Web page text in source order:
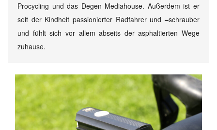
Procycling und das Degen Mediahouse. Außerdem ist er
seit der Kindheit passionierter Radfahrer und –schrauber
und fühlt sich vor allem abseits der asphaltierten Wege
zuhause.